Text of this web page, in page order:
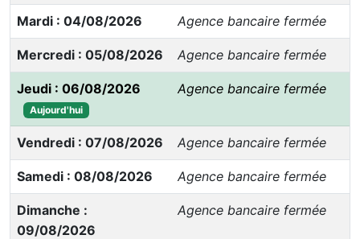
Mardi : 04/08/2026 Agence bancaire fermée
Mercredi : 05/08/2026 Agence bancaire fermée
Jeudi : 06/08/2026
Aujourd'hui
Agence bancaire fermée
Vendredi : 07/08/2026 Agence bancaire fermée
Samedi : 08/08/2026 Agence bancaire fermée
Dimanche :
09/08/2026
Agence bancaire fermée